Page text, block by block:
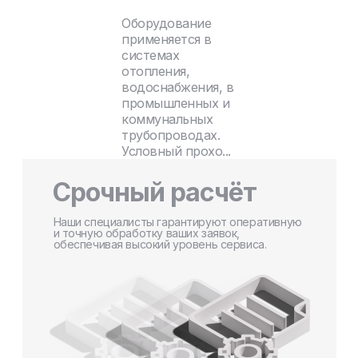
Оборудование
применяется в
системах
отопления,
водоснабжения, в
промышленных и
коммунальных
трубопроводах.
Условный прохо...
Срочный расчёт
Наши специалисты гарантируют оперативную
и точную обработку ваших заявок,
обеспечивая высокий уровень сервиса.